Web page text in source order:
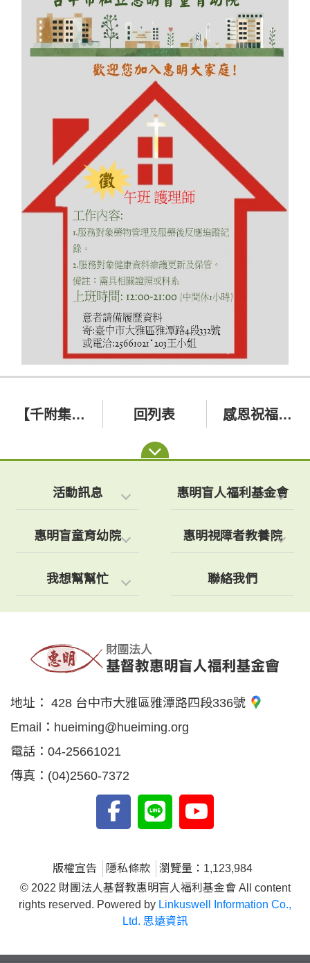
【千附集團馨光愛心社一日遊-花露休閒農場】 回列表 感恩祝福餐會感恩FUN饗夜
活動訊息 惠明盲人福利基金會
惠明盲童育幼院 惠明視障者教養院
我想幫幫忙 聯絡我們
地址： 428 台中市大雅區雅潭路四段336號
Email： hueiming@hueiming.org
電話： 04-25661021
傳真： (04)2560-7372
版權宣告 隱私條款
瀏覽量：1,123,984
© 2022 財團法人基督教惠明盲人福利基金會 All content
rights reserved. Powered by Linkuswell Information Co.,
Ltd. 思遠資訊